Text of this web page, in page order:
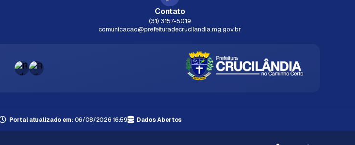
Contato
(31) 3157-5019
comunicacao@prefeituradecrucilandia.mg.gov.br
Portal atualizado em: 06/08/2026 16:59 Dados Abertos